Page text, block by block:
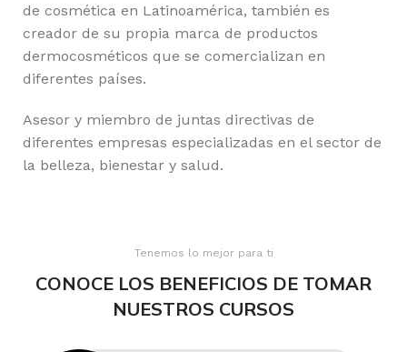
de cosmética en Latinoamérica, también es
creador de su propia marca de productos
dermocosméticos que se comercializan en
diferentes países.
Asesor y miembro de juntas directivas de
diferentes empresas especializadas en el sector de
la belleza, bienestar y salud.
Tenemos lo mejor para ti
CONOCE LOS BENEFICIOS DE TOMAR
NUESTROS CURSOS